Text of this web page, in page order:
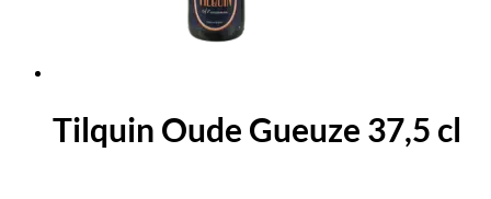
Tilquin Oude Gueuze 37,5 cl